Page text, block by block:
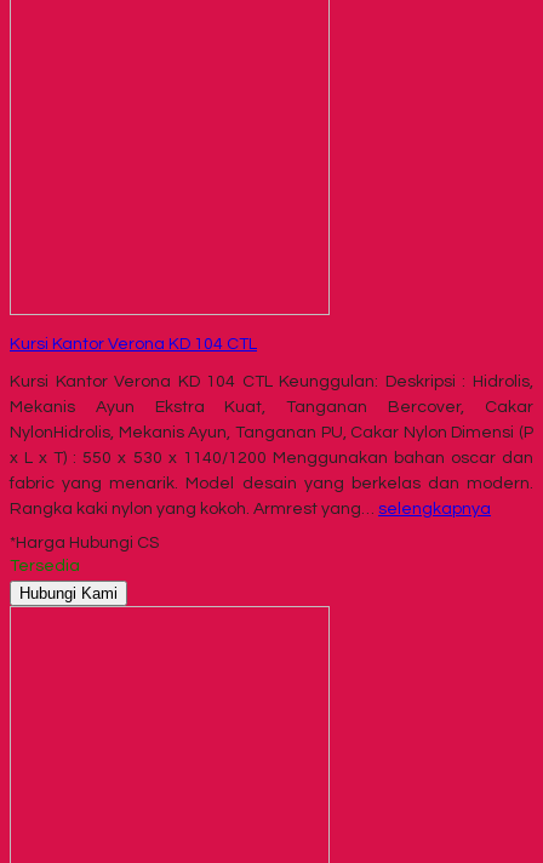
Kursi Kantor Verona KD 104 CTL
Kursi Kantor Verona KD 104 CTL Keunggulan: Deskripsi : Hidrolis,
Mekanis Ayun Ekstra Kuat, Tanganan Bercover, Cakar
NylonHidrolis, Mekanis Ayun, Tanganan PU, Cakar Nylon Dimensi (P
x L x T) : 550 x 530 x 1140/1200 Menggunakan bahan oscar dan
fabric yang menarik. Model desain yang berkelas dan modern.
Rangka kaki nylon yang kokoh. Armrest yang… selengkapnya
*Harga Hubungi CS
Tersedia
Hubungi Kami